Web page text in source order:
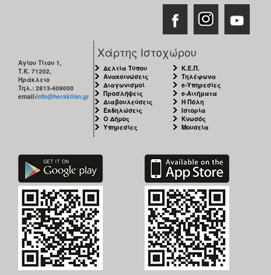
Αγίου Τίτου 1,
Τ.Κ. 71202,
Ηράκλειο
Τηλ.: 2813-409000
email:info@heraklion.gr
Χάρτης Ιστοχώρου
Δελτία Τύπου
Ανακοινώσεις
Διαγωνισμοί
Προσλήψεις
Διαβουλεύσεις
Εκδηλώσεις
Ο Δήμος
Υπηρεσίες
Κ.Ε.Π.
Τηλέφωνα
e-Υπηρεσίες
e-Αιτήματα
Η Πόλη
Ιστορία
Κνωσός
Μουσεία